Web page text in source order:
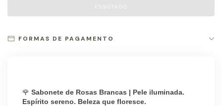
FORMAS DE PAGAMENTO
🌹 Sabonete de Rosas Brancas | Pele iluminada.
Espírito sereno. Beleza que floresce.